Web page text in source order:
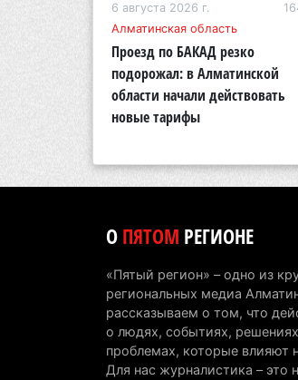
6 августа 2026 г.
Алматинская область
Проезд по БАКАД резко
подорожал: в Алматинской
области начали действовать
новые тарифы
ОПЯТОМ РЕГИОНЕ
«Пятый регион» – одно из
региональных медиа
рассказываем о том, что
о людях, событиях,
проблемах, которые влияют
Для нас журналистика – это